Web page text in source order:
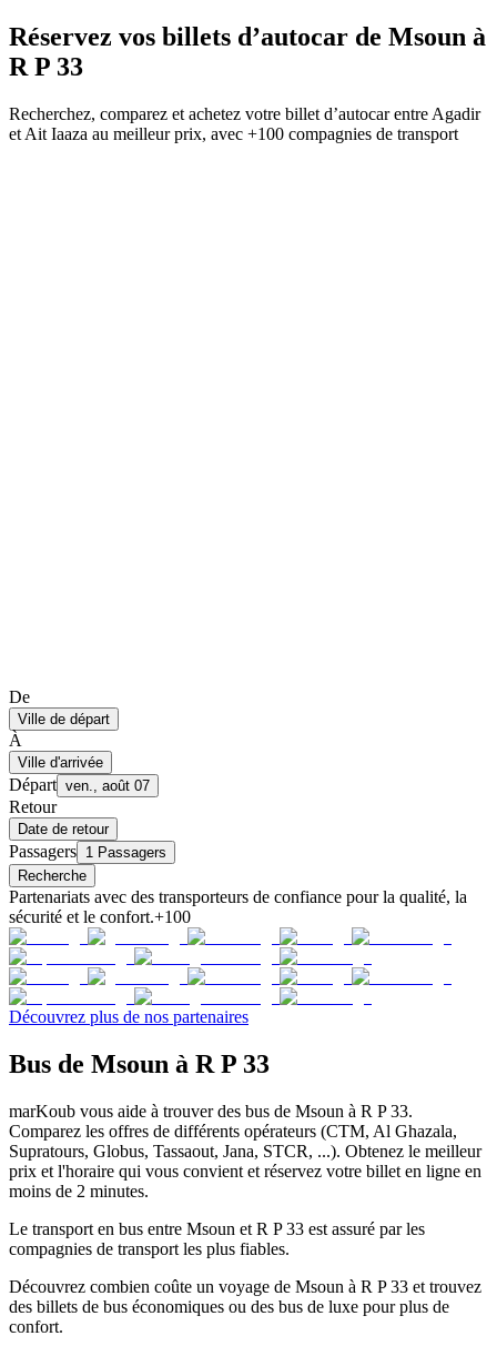
Réservez vos billets d’autocar de Msoun à
R P 33
Recherchez, comparez et achetez votre billet d’autocar entre Agadir
et Ait Iaaza au meilleur prix, avec +100 compagnies de transport
De
Ville de départ
À
Ville d'arrivée
Départ ven., août 07
Retour
Date de retour
Passagers 1 Passagers
Recherche
Partenariats avec des transporteurs de confiance pour la qualité, la
sécurité et le confort.+100
Découvrez plus de nos partenaires
Bus de Msoun à R P 33
marKoub vous aide à trouver des bus de Msoun à R P 33.
Comparez les offres de différents opérateurs (CTM, Al Ghazala,
Supratours, Globus, Tassaout, Jana, STCR, ...). Obtenez le meilleur
prix et l'horaire qui vous convient et réservez votre billet en ligne en
moins de 2 minutes.
Le transport en bus entre Msoun et R P 33 est assuré par les
compagnies de transport les plus fiables.
Découvrez combien coûte un voyage de Msoun à R P 33 et trouvez
des billets de bus économiques ou des bus de luxe pour plus de
confort.